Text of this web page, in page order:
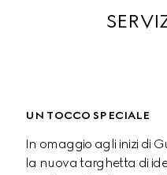
UN TOCCO SPECIALE
In omaggio agli inizi di
la nuova targhetta di